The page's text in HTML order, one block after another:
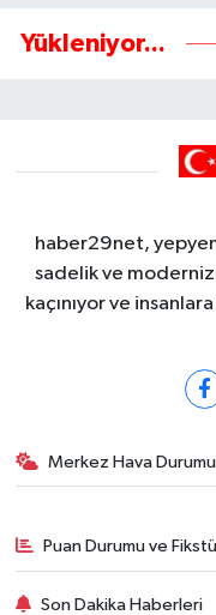
Yükleniyor...
haber29net,
sadelik ve
kaçınıyor ve
Merkez Hava Durumu
Puan Durumu ve
Son Dakika Haberleri